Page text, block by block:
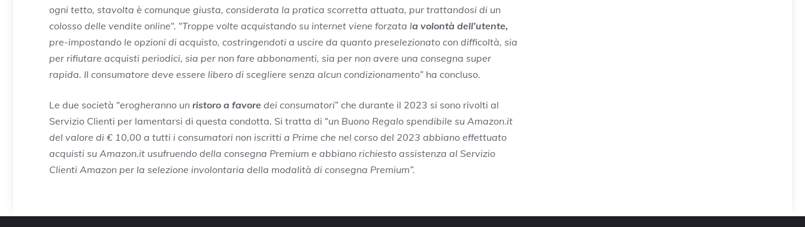
ogni tetto, stavolta è comunque giusta, considerata la pratica scorretta attuata, pur trattandosi di un
colosso delle vendite online“. “Troppe volte acquistando su internet viene forzata la volontà dell’utente,
pre-impostando le opzioni di acquisto, costringendoti a uscire da quanto preselezionato con difficoltà, sia
per rifiutare acquisti periodici, sia per non fare abbonamenti, sia per non avere una consegna super
rapida. Il consumatore deve essere libero di scegliere senza alcun condizionamento” ha concluso.
Le due società “erogheranno un ristoro a favore dei consumatori” che durante il 2023 si sono rivolti al
Servizio Clienti per lamentarsi di questa condotta. Si tratta di “un Buono Regalo spendibile su Amazon.it
del valore di € 10,00 a tutti i consumatori non iscritti a Prime che nel corso del 2023 abbiano effettuato
acquisti su Amazon.it usufruendo della consegna Premium e abbiano richiesto assistenza al Servizio
Clienti Amazon per la selezione involontaria della modalità di consegna Premium”.